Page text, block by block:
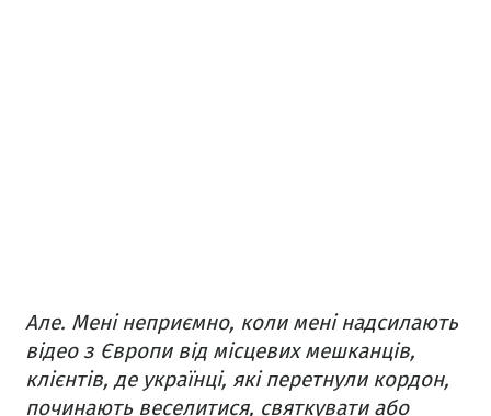
Але. Мені неприємно, коли мені надсилають
відео з Європи від місцевих мешканців,
клієнтів, де українці, які перетнули кордон,
починають веселитися, святкувати або